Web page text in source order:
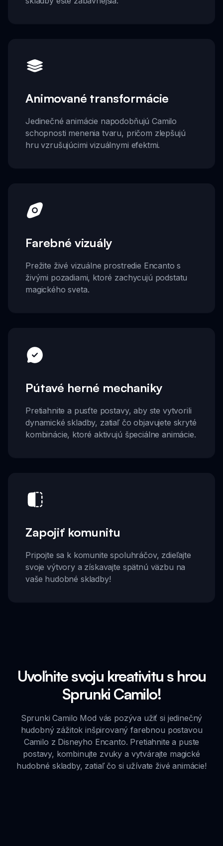
Animované transformácie
Jedinečné animácie napodobňujú Camilo
schopnosti menenia tvaru, pričom zlepšujú
hru vzrušujúcimi vizuálnymi efektmi.
Farebné vizuály
Prežite živé vizuálne prostredie Encanto s
živými pozadiami, ktoré zachycujú podstatu
magického sveta.
Pútavé herné mechaniky
Pretiahnite a pusťte postavy, aby ste vytvorili
dynamické skladby, zatiaľ čo objavujete skryté
kombinácie, ktoré aktivujú špeciálne animácie.
Zapojiť komunitu
Pripojte sa k komunite spoluhráčov, zdieľajte
svoje výtvory a získavajte spätnú väzbu na
vaše hudobné skladby!
Uvoľnite svoju kreativitu s hrou
Sprunki Camilo!
Sprunki Camilo Mod vás pozýva užiť si jedinečný
hudobný zážitok inšpirovaný farebnou postavou
Camilo z Disneyho Encanto. Pretiahnite a puste
postavy, kombinujte zvuky a vytvárajte magické
hudobné skladby, zatiaľ čo si užívate živé animácie!